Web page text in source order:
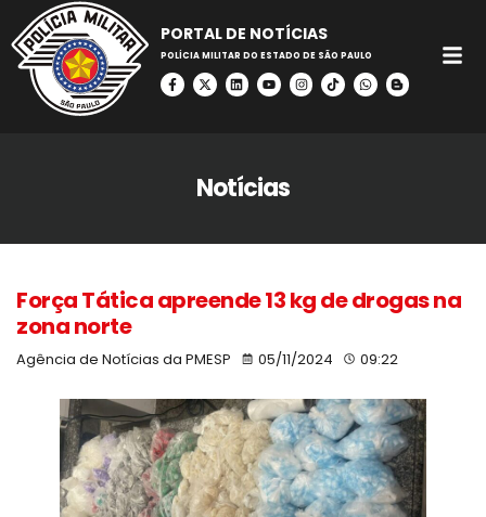
PORTAL DE NOTÍCIAS
POLÍCIA MILITAR DO ESTADO DE SÃO PAULO
Notícias
Força Tática apreende 13 kg de drogas na
zona norte
Agência de Notícias da PMESP 05/11/2024 09:22